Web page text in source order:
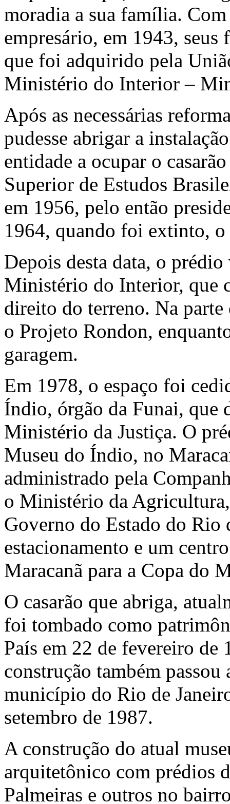
moradia a sua família.
empresário, em 1943,
que foi adquirido pela
Ministério do Interior –
Após as necessárias
pudesse abrigar a
entidade a ocupar o
Superior de Estudos
em 1956, pelo então
1964, quando foi extinto,
Depois desta data, o
Ministério do Interior, que
direito do terreno. Na
o Projeto Rondon,
garagem.
Em 1978, o espaço foi
Índio, órgão da Funai, que
Ministério da Justiça. O
Museu do Índio, no
administrado pela
o Ministério da
Governo do Estado do Rio
estacionamento e um
Maracanã para a Copa do
O casarão que abriga,
foi tombado como
País em 22 de fevereiro de
construção também
município do Rio de
setembro de 1987.
A construção do atual
arquitetônico com prédios
Palmeiras e outros no